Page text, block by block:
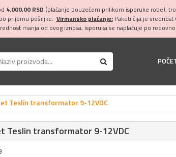
4.000,00 RSD (plaćanje pouzećem prilikom isporuke robe),
prijemu pošiljke. Virmansko plaćanje:Paketi čija je vrednost
manja od ovog iznosa, isporuka se naplaćuje po
Teslin transformator 9-12VDC
Teslin transformator 9-12VDC